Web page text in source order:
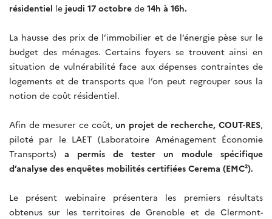
résidentiel le jeudi 17 octobre de 14h à 16h.
La hausse des prix de l’immobilier et de l’énergie pèse sur le
budget des ménages. Certains foyers se trouvent ainsi en
situation de vulnérabilité face aux dépenses contraintes de
logements et de transports que l’on peut regrouper sous la
notion de coût résidentiel.
Afin de mesurer ce coût, un projet de recherche, COUT-RES,
piloté par le LAET (Laboratoire Aménagement Économie
Transports) a permis de tester un module spécifique
d’analyse des enquêtes mobilités certifiées Cerema (EMC²).
Le présent webinaire présentera les premiers résultats
obtenus sur les territoires de Grenoble et de Clermont-